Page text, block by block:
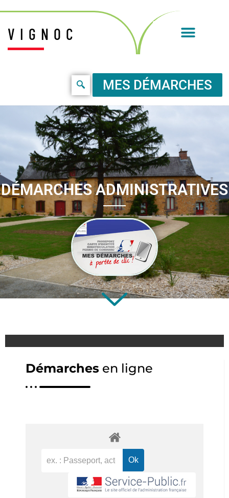
VIGNOC
MES DÉMARCHES
DÉMARCHES ADMINISTRATIVES
Démarches en ligne